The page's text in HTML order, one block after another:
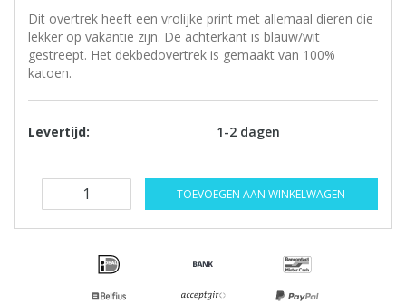
Dit overtrek heeft een vrolijke print met allemaal dieren die
lekker op vakantie zijn. De achterkant is blauw/wit
gestreept. Het dekbedovertrek is gemaakt van 100%
katoen.
Levertijd: 1-2 dagen
TOEVOEGEN AAN WINKELWAGEN